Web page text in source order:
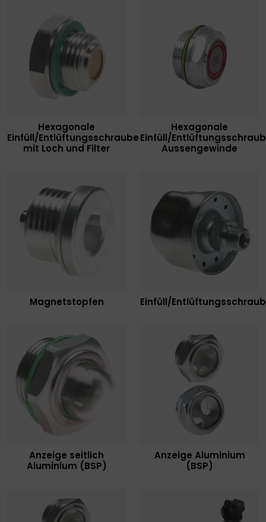
Hexagonale
Einfüll/Entlüftungsschraube
mit Loch und Filter
Hexagonale
Einfüll/
Aussengewinde
Magnetstopfen Einfüll/
Anzeige seitlich
Aluminium (BSP)
Anzeige Aluminium
(BSP)